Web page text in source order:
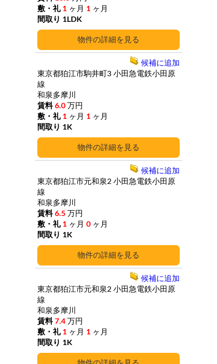
詳細
1 ヶ月 1 ヶ月
1LDK
詳細
東京都狛江市駒井町3 小田急電鉄小田原
線
和泉多摩川
6.0 万円
1 ヶ月 1 ヶ月
1K
候補に追加
詳細
東京都狛江市元和泉2 小田急電鉄小田原
線
和泉多摩川
6.5 万円
1 ヶ月 0 ヶ月
1K
候補に追加
東京都狛江市元和泉2 小田急電鉄小田原
線
和泉多摩川
7.4 万円
1 ヶ月 1 ヶ月
1K
候補に追加